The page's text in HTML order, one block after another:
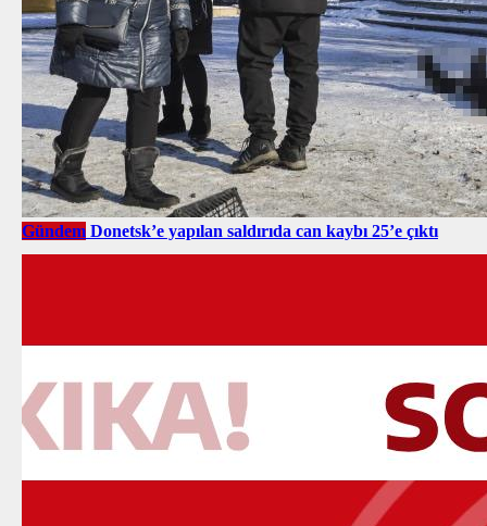
Gündem Donetsk’e yapılan saldırıda can kaybı 25’e çıktı